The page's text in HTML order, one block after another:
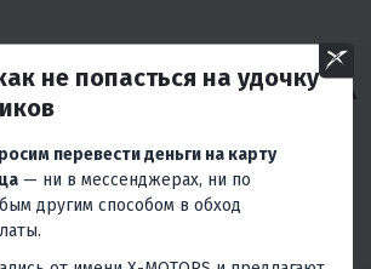
ЧТОБЫ ОТКЛИКНУТЬСЯ НА
интерес к нашей компании.
тест. Пожалуйста, отнеситесь к нему
нашем выборе мы на 80% будем
результаты.
не попасться на удочку
перевести деньги на карту
— ни в мессенджерах, ни по
другим способом в обход